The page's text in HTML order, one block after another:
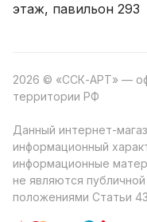
этаж, павильон 293
2026 © «ССК-АРТ» —
территории РФ
Данный интернет-
информационный
информационные
не являются
положениями Статьи